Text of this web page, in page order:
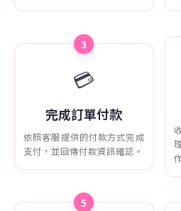
3
💳
完成訂單付款
依照客服提供的付款方式完成
支付，並回傳付款資訊確認。
5